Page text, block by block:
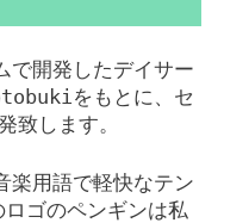
開発したデイサー
をもとに、セ
致します。
用語で軽快なテン
ゴのペンギンは私